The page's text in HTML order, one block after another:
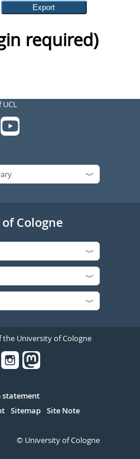
required)
UCL
Cologne
the University of Cologne
Sitemap Site Note
© University of Cologne